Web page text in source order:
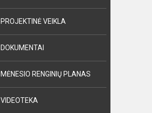
PROJEKTINĖ VEIKLA
DOKUMENTAI
MĖNESIO RENGINIŲ PLANAS
VIDEOTEKA